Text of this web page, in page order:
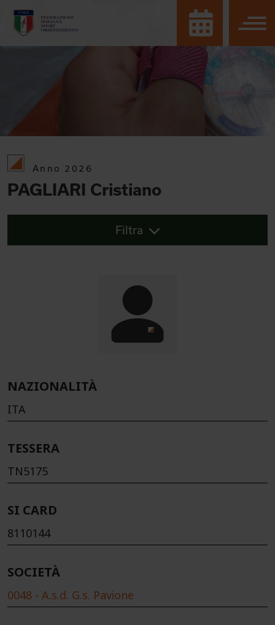
Anno 2026
PAGLIARI Cristiano
Filtra
NAZIONALITÀ
ITA
TESSERA
TN5175
SI CARD
8110144
SOCIETÀ
0048 - A.s.d. G.s. Pavione